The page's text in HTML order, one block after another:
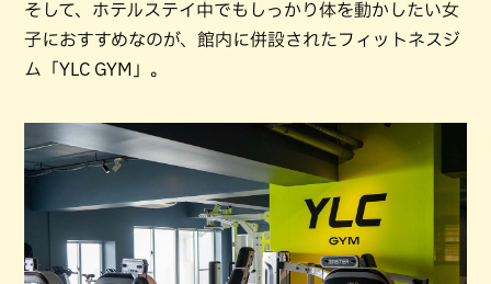
そして、ホテルステイ中でもしっかり体を動かしたい女
子におすすめなのが、館内に併設されたフィットネスジ
ム「YLC GYM」。